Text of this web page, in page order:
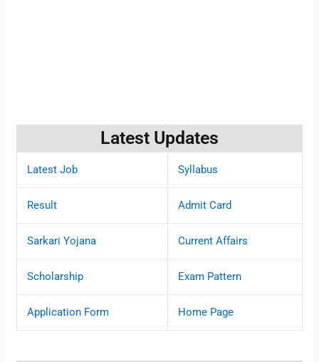
Latest Updates
Latest Job Syllabus
Result Admit Card
Sarkari Yojana Current Affairs
Scholarship Exam Pattern
Application Form Home Page